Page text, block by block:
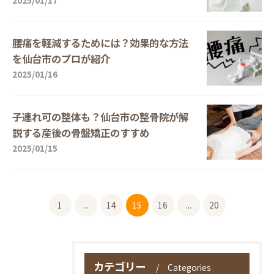
腰痛を軽減するためには？効果的な方法
を仙台市のプロが紹介
2025/01/16
子連れ可の整体も？仙台市の整骨院が解
説する産後の骨盤矯正のすすめ
2025/01/15
1 ... 14 15 16 ... 20
カテゴリー Categories